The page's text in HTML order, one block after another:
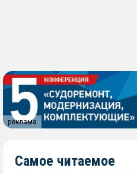
реклама
Самое читаемое